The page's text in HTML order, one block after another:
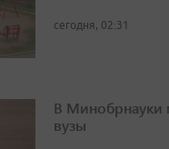
сегодня, 02:31
В Минобрнауки
вузы